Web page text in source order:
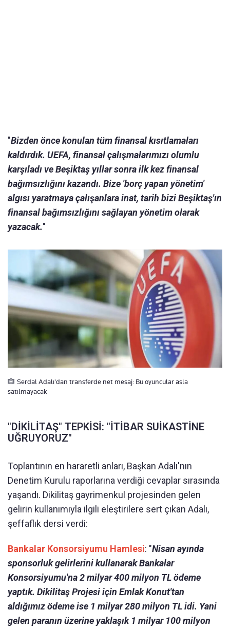
"Bizden önce konulan tüm finansal kısıtlamaları
kaldırdık. UEFA, finansal çalışmalarımızı olumlu
karşıladı ve Beşiktaş yıllar sonra ilk kez finansal
bağımsızlığını kazandı. Bize 'borç yapan yönetim'
algısı yaratmaya çalışanlara inat, tarih bizi Beşiktaş'ın
finansal bağımsızlığını sağlayan yönetim olarak
yazacak."
Serdal Adalı'dan transferde net mesaj: Bu oyuncular asla
satılmayacak
"DİKİLİTAŞ" TEPKİSİ: "İTİBAR SUİKASTİNE
UĞRUYORUZ"
Toplantının en hararetli anları, Başkan Adalı'nın
Denetim Kurulu raporlarına verdiği cevaplar sırasında
yaşandı. Dikilitaş gayrimenkul projesinden gelen
gelirin kullanımıyla ilgili eleştirilere sert çıkan Adalı,
şeffaflık dersi verdi:
Bankalar Konsorsiyumu Hamlesi: "Nisan ayında
sponsorluk gelirlerini kullanarak Bankalar
Konsorsiyumu'na 2 milyar 400 milyon TL ödeme
yaptık. Dikilitaş Projesi için Emlak Konut'tan
aldığımız ödeme ise 1 milyar 280 milyon TL idi. Yani
gelen paranın üzerine yaklaşık 1 milyar 100 milyon